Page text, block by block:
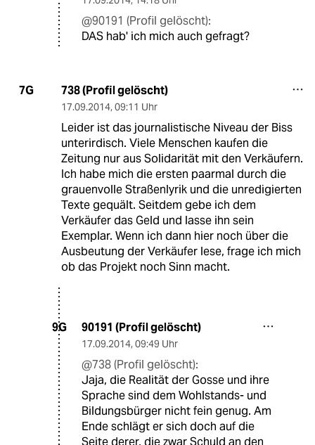
@90191 (Profil gelöscht):
DAS hab' ich mich auch gefragt?
7G 738 (Profil gelöscht)
17.09.2014, 09:11 Uhr
Leider ist das journalistische Niveau der Biss
unterirdisch. Viele Menschen kaufen die
Zeitung nur aus Solidarität mit den Verkäufern.
Ich habe mich die ersten paarmal durch die
grauenvolle Straßenlyrik und die unredigierten
Texte gequält. Seitdem gebe ich dem
Verkäufer das Geld und lasse ihn sein
Exemplar. Wenn ich dann hier noch über die
Ausbeutung der Verkäufer lese, frage ich mich
ob das Projekt noch Sinn macht.
9G 90191 (Profil gelöscht)
17.09.2014, 09:49 Uhr
@738 (Profil gelöscht):
Jaja, die Realität der Gosse und ihre
Sprache sind dem Wohlstands- und
Bildungsbürger nicht fein genug. Am
Ende schlägt er sich doch auf die
Seite derer, die zwar Schuld an den